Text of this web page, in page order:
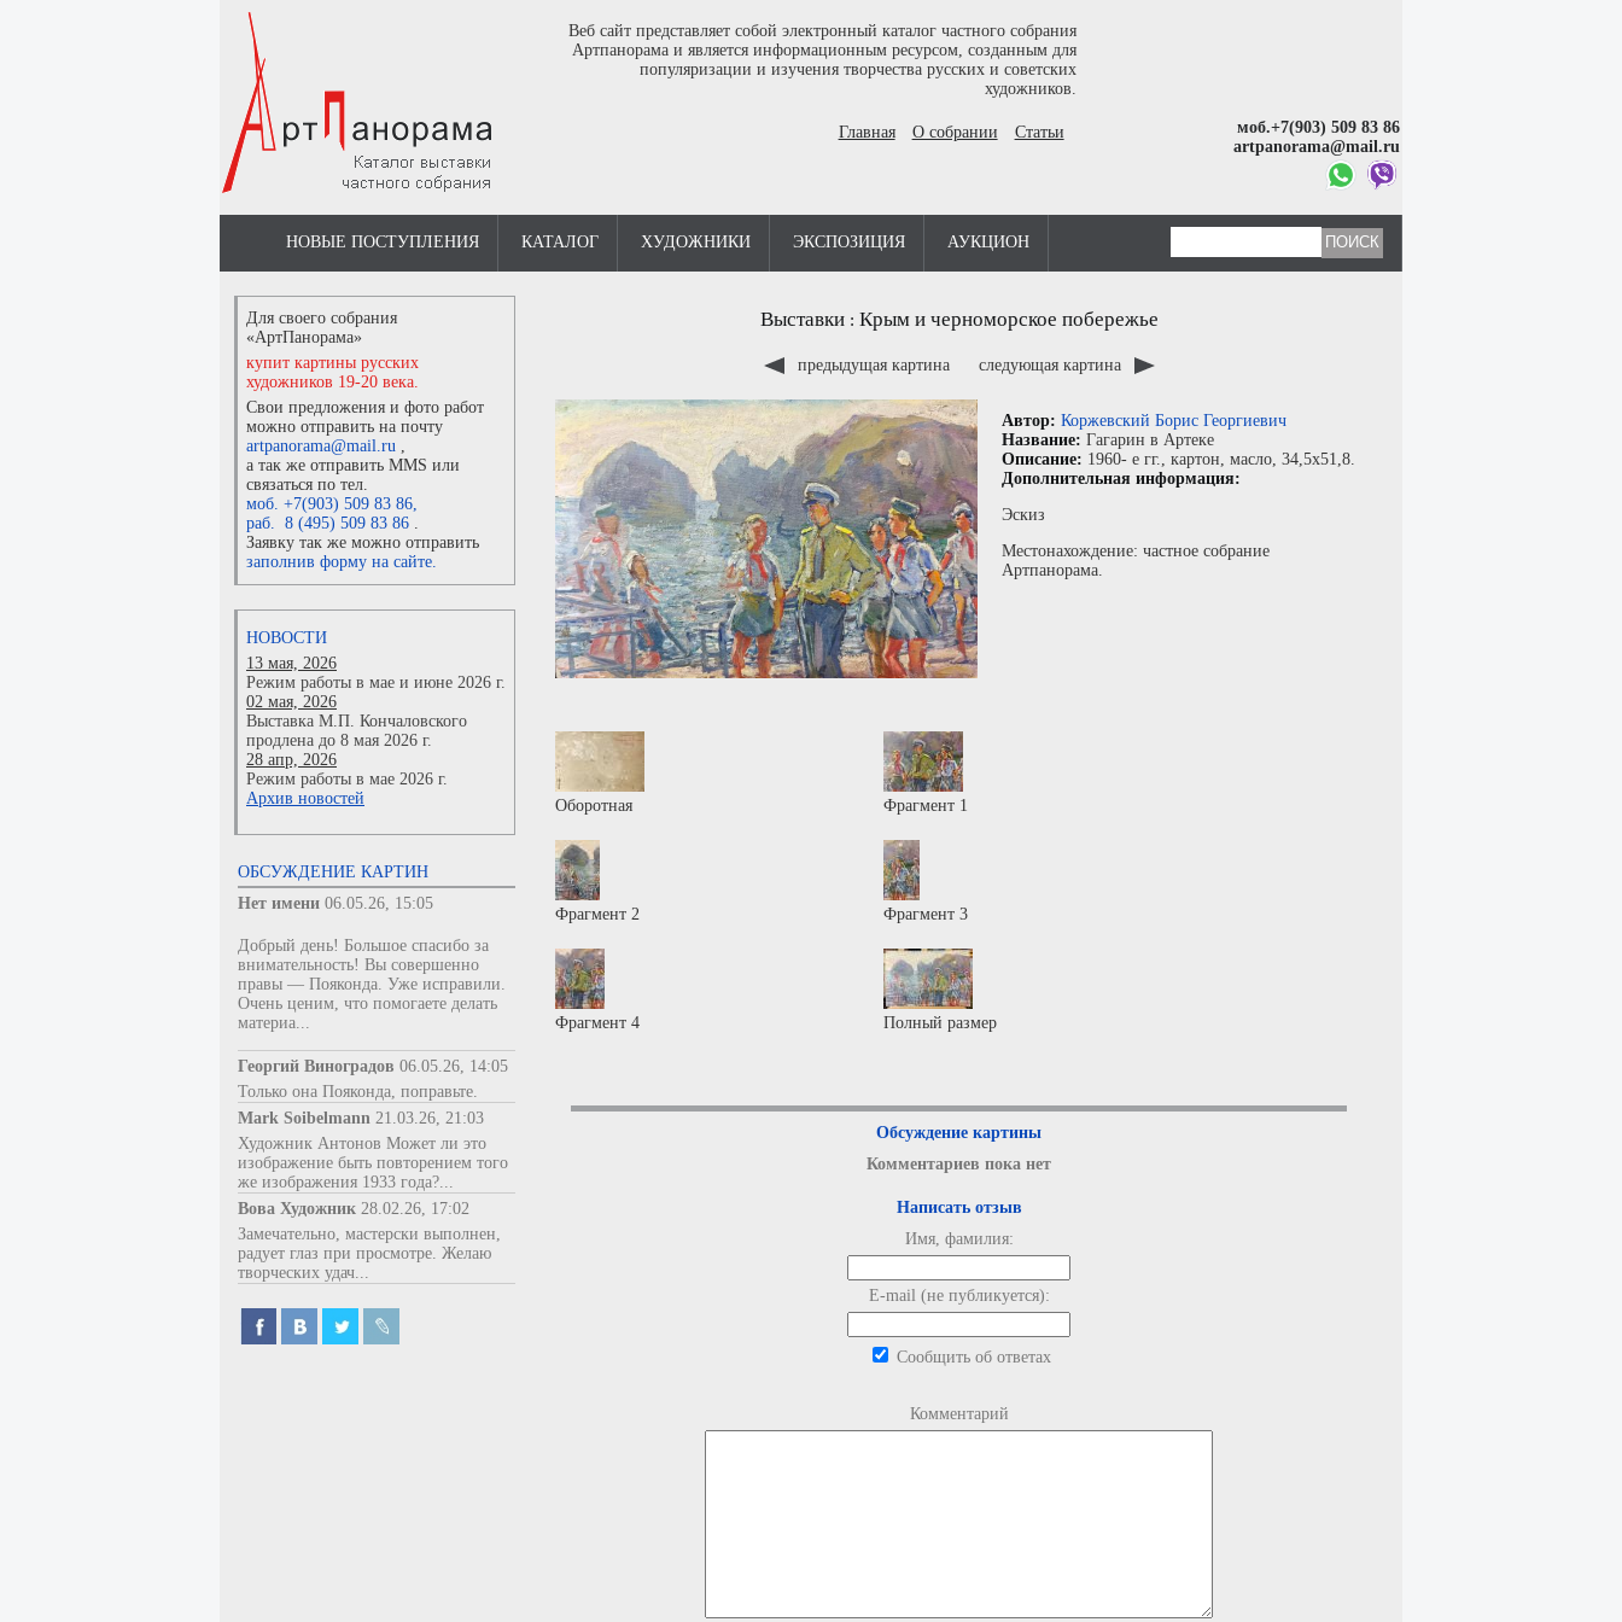
Веб сайт представляет собой электронный каталог частного собрания
Артпанорама и является информационным ресурсом, созданным для
популяризации и изучения творчества русских и советских
художников.
Главная О собрании Статьи
моб.+7(903) 509 83 86
artpanorama@mail.ru
НОВЫЕ ПОСТУПЛЕНИЯ КАТАЛОГ ХУДОЖНИКИ ЭКСПОЗИЦИЯ АУКЦИОН
Для своего собрания
«АртПанорама»
купит картины русских
художников 19-20 века.
Свои предложения и фото работ
можно отправить на почту
artpanorama@mail.ru ,
а так же отправить MMS или
связаться по тел.
моб. +7(903) 509 83 86,
раб. 8 (495) 509 83 86 .
Заявку так же можно отправить
заполнив форму на сайте.
НОВОСТИ
13 мая, 2026
Режим работы в мае и июне 2026 г.
02 мая, 2026
Выставка М.П. Кончаловского
продлена до 8 мая 2026 г.
28 апр, 2026
Режим работы в мае 2026 г.
Архив новостей
ОБСУЖДЕНИЕ КАРТИН
Нет имени 06.05.26, 15:05
Добрый день! Большое спасибо за
внимательность! Вы совершенно
правы — Пояконда. Уже исправили.
Очень ценим, что помогаете делать
материа...
Георгий Виноградов 06.05.26, 14:05
Только она Пояконда, поправьте.
Mark Soibelmann 21.03.26, 21:03
Художник Антонов Может ли это
изображение быть повторением того
же изображения 1933 года?...
Вова Художник 28.02.26, 17:02
Замечательно, мастерски выполнен,
радует глаз при просмотре. Желаю
творческих удач...
Выставки: Крым и черноморское побережье
предыдущая картина следующая картина
Автор: Коржевский Борис Георгиевич
Название: Гагарин в Артеке
Описание: 1960- е гг., картон, масло, 34,5x51,8.
Дополнительная информация:
Эскиз
Местонахождение: частное собрание
Артпанорама.
Оборотная Фрагмент 1
Фрагмент 2 Фрагмент 3
Фрагмент 4 Полный размер
Обсуждение картины
Комментариев пока нет
Написать отзыв
Имя, фамилия:
E-mail (не публикуется):
Сообщить об ответах
Комментарий